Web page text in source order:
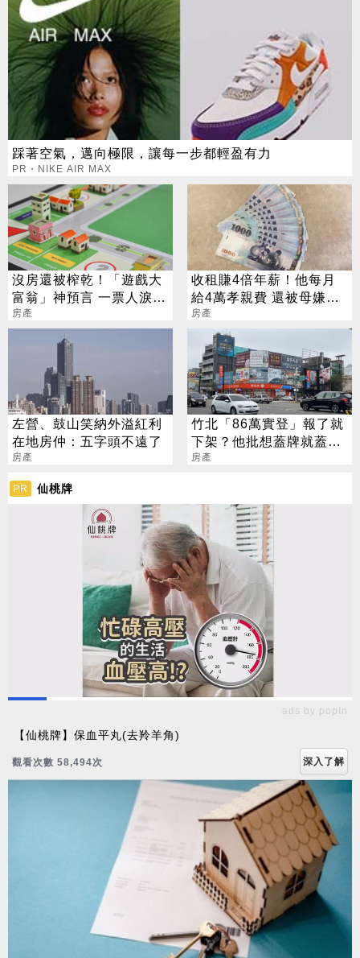
踩著空氣，邁向極限，讓每一步都輕盈有力
PR・NIKE AIR MAX
沒房還被榨乾！「遊戲大
富翁」神預言 一票人淚
嘆：現實更殘酷
房產
收租賺4倍年薪！他每月
給4萬孝親費 還被母嫌不
孝
房產
左營、鼓山笑納外溢紅利
在地房仲：五字頭不遠了
房產
竹北「86萬實登」報了就
下架？他批想蓋牌就蓋：
資訊透明是笑話
房產
PR 仙桃牌
ads by popIn
【仙桃牌】保血平丸(去羚羊角)
觀看次數 58,497次 深入了解